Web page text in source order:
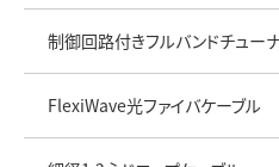
制御回路付きフルバンドチュー
FlexiWave光ファイバケーブル